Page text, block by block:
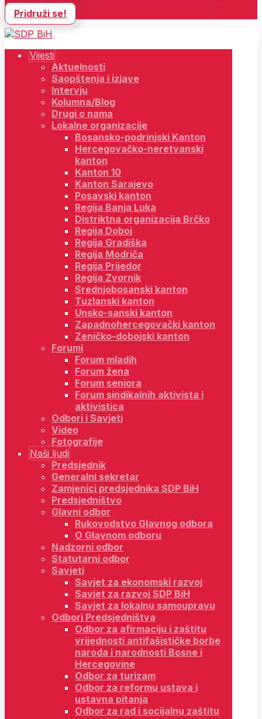
Pridruži se!
Vijesti
Aktuelnosti
Saopštenja i izjave
Intervju
Kolumna/Blog
Drugi o nama
Lokalne organizacije
Bosansko-podrinjski Kanton
Hercegovačko-neretvanski
kanton
Kanton 10
Kanton Sarajevo
Posavski kanton
Regija Banja Luka
Distriktna organizacija Brčko
Regija Doboj
Regija Gradiška
Regija Modriča
Regija Prijedor
Regija Zvornik
Srednjobosanski kanton
Tuzlanski kanton
Unsko-sanski kanton
Zapadnohercegovački kanton
Zeničko-dobojski kanton
Forumi
Forum mladih
Forum žena
Forum seniora
Forum sindikalnih aktivista i
aktivistica
Odbori i Savjeti
Video
Fotografije
Naši ljudi
Predsjednik
Generalni sekretar
Zamjenici predsjednika SDP BiH
Predsjedništvo
Glavni odbor
Rukovodstvo Glavnog odbora
O Glavnom odboru
Nadzorni odbor
Statutarni odbor
Savjeti
Savjet za ekonomski razvoj
Savjet za razvoj SDP BiH
Savjet za lokalnu samoupravu
Odbori Predsjedništva
Odbor za afirmaciju i zaštitu
vrijednosti antifašističke borbe
naroda i narodnosti Bosne i
Hercegovine
Odbor za turizam
Odbor za reformu ustava i
ustavna pitanja
Odbor za rad i socijalnu zaštitu